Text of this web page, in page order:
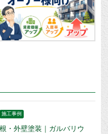
施工事例
・外壁塗装｜ガルバリウ